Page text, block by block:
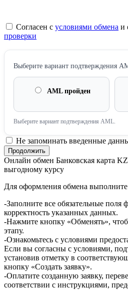
Согласен с условиями обмена и
проверки
Выберите вариант подтверждения
AML пройден
Выберите вариант подтверждения AML.
Не запоминать введенные
Онлайн обмен Банковская карта
выгодному курсу
Для оформления обмена
-Заполните все обязательные поля
корректность указанных данных.
-Нажмите кнопку «Обменять»,
этапу.
-Ознакомьтесь с условиями
Если вы согласны с условиями,
установив отметку в
кнопку «Создать заявку».
-Оплатите созданную заявку,
соответствии с инструкциями,